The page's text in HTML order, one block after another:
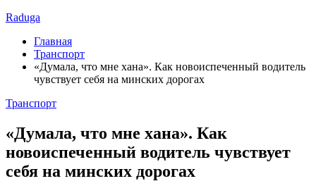
Raduga
Главная
Транспорт
«Думала, что мне хана». Как новоиспеченный водитель
чувствует себя на минских дорогах
Транспорт
«Думала, что мне хана». Как
новоиспеченный водитель чувствует
себя на минских дорогах